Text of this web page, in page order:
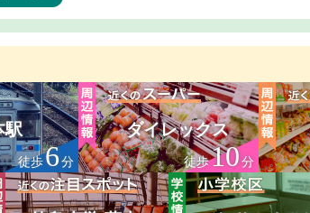
駅
徒歩6分
ダイレックス
徒歩10分